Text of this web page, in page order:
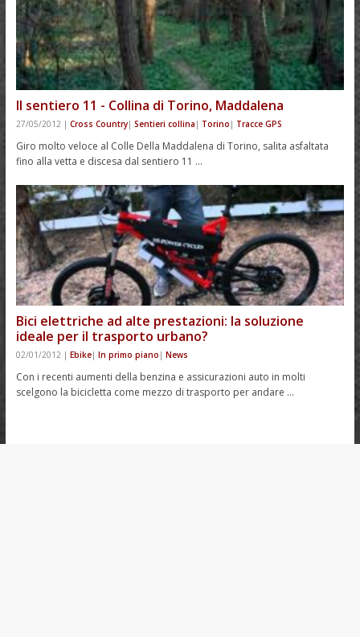
Il sentiero 11 - Collina di Torino, Maddalena
27/05/2012 | Cross Country| Sentieri collina | Torino | Tracce GPS
Giro molto veloce al Colle Della Maddalena di Torino, salita asfaltata
fino alla vetta e discesa dal sentiero 11 …
Bici elettriche ad alte prestazioni: la soluzione
ideale per il trasporto urbano?
02/01/2012 | Ebike| In primo piano | News
Con i recenti aumenti della benzina e assicurazioni auto in molti
scelgono la bicicletta come mezzo di trasporto per andare …